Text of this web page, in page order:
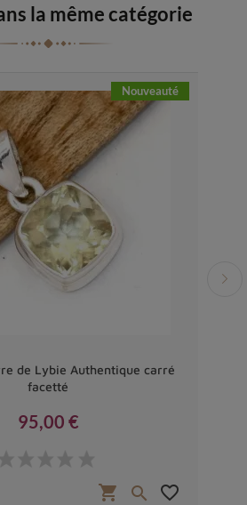
la même catégorie
Nouveauté
de Lybie Authentique carré
facetté
95,00 €
shopping_cart  favorite_border